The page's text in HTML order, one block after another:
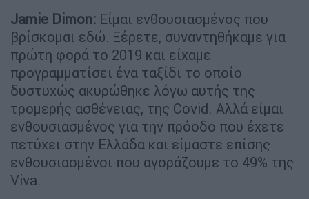
Jamie Dimon: Είμαι ενθουσιασμένος που
βρίσκομαι εδώ. Ξέρετε, συναντηθήκαμε για
πρώτη φορά το 2019 και είχαμε
προγραμματίσει ένα ταξίδι το οποίο
δυστυχώς ακυρώθηκε λόγω αυτής της
τρομερής ασθένειας, της Covid. Αλλά είμαι
ενθουσιασμένος για την πρόοδο που έχετε
πετύχει στην Ελλάδα και είμαστε επίσης
ενθουσιασμένοι που αγοράζουμε το 49% της
Viva.